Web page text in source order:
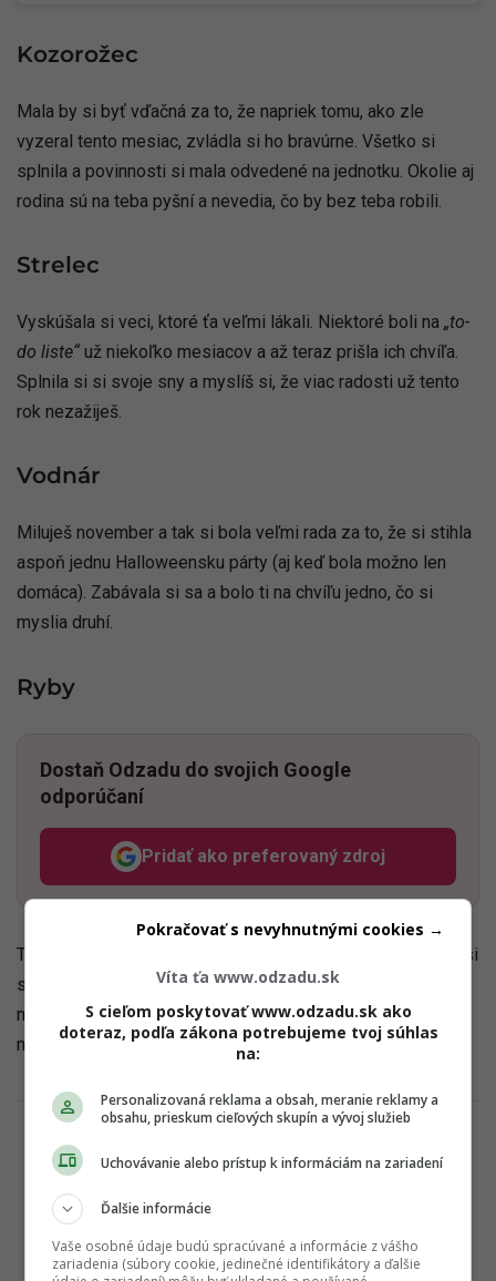
Kozorožec
Mala by si byť vďačná za to, že napriek tomu, ako zle
vyzeral tento mesiac, zvládla si ho bravúrne. Všetko si
splnila a povinnosti si mala odvedené na jednotku. Okolie aj
rodina sú na teba pyšní a nevedia, čo by bez teba robili.
Strelec
Vyskúšala si veci, ktoré ťa veľmi lákali. Niektoré boli na „to-
do liste“ už niekoľko mesiacov a až teraz prišla ich chvíľa.
Splnila si si svoje sny a myslíš si, že viac radosti už tento
rok nezažiješ.
Vodnár
Miluješ november a tak si bola veľmi rada za to, že si stihla
aspoň jednu Halloweensku párty (aj keď bola možno len
domáca). Zabávala si sa a bolo ti na chvíľu jedno, čo si
myslia druhí.
Ryby
Dostaň Odzadu do svojich Google
odporúčaní
Pridať ako preferovaný zdroj
Odzadu, odkaz sa otvorí v
Tento mesiac ti dal zabrať, no môžeš byť vďačná za to, že si
sa spriatelila s ľuďmi, o ktorých si si myslela, že sa spolu
nikdy nebudete baviť. Dobrých ľudí nie je nikdy dosť, najmä
nie v tvojom živote.
Víta ťa www.odzadu.sk
S cieľom poskytovať www.odzadu.sk ako
doteraz, podľa zákona potrebujeme tvoj súhlas
na:
Personalizovaná reklama a obsah, meranie reklamy a
obsahu, prieskum cieľových skupín a vývoj služieb
Uchovávanie alebo prístup k informáciám na zariadení
Ďalšie informácie
Vaše osobné údaje budú spracúvané a informácie z vášho
zariadenia (súbory cookie, jedinečné identifikátory a ďalšie
Pokračovať s nevyhnutnými cookies →